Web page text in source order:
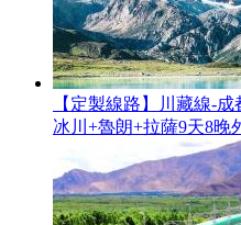
【定製線路】川藏線-
冰川+魯朗+拉薩9天8晚